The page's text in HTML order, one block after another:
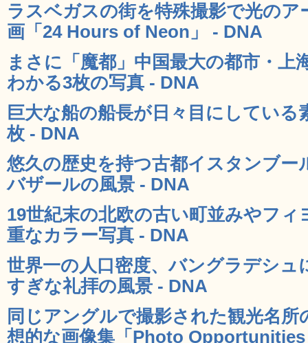
ラスベガスの街を特殊撮影で光の
画「24 Hours of Neon」 - DNA
まさに「魔都」中国最大の都市・上
わかる3枚の写真 - DNA
巨大な船の船長が日々目にしている
枚 - DNA
悠久の歴史を持つ古都イスタンブー
バザールの風景 - DNA
19世紀末の北欧の古い町並みやフ
重なカラー写真 - DNA
世界一の人口密度、バングラデシュ
すぎな礼拝の風景 - DNA
同じアングルで撮影された観光名所
想的な画像集「Photo